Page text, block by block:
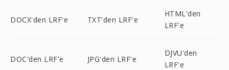
DOCX'den LRF'e TXT'den LRF'e
HTML'den
LRF'e
DOC'den LRF'e JPG'den LRF'e
DJVU'den
LRF'e